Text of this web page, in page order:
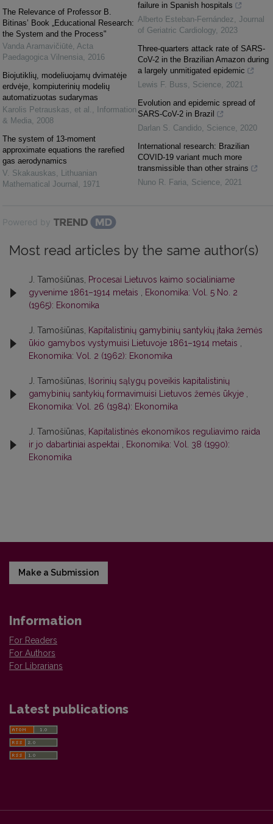
The Relevance of Professor B.
Bitinas’ Book „Educational Research:
the System and the Process"
Vanda Aramavičiūtė, Acta
Paedagogica Vilnensia, 2016
Biojutiklių, modeliuojamų dvimatėje
erdvėje, kompiuterinių modelių
automatizuotas sudarymas
Karolis Petrauskas, et al. ,
Information
& Media, 2008
The system of 13-moment
approximate equations the rarefied
gas aerodynamics
V. Skakauskas, Lithuanian
Mathematical Journal , 1971
failure in Spanish hospitals
Alberto Esteban-Fernández, Journal
of Geriatric Cardiology, 2023
Three-quarters attack rate of SARS-
CoV-2 in the Brazilian Amazon during
a largely unmitigated epidemic
Lewis F. Buss, Science, 2021
Evolution and epidemic spread of
SARS-CoV-2 in Brazil
Darlan S. Candido, Science, 2020
International research: Brazilian
COVID-19 variant much more
transmissible than other strains
Nuno R. Faria, Science, 2021
Powered by
Most read articles by the same author(s)
J. Tamošiūnas,
Procesai Lietuvos kaimo socialiniame
gyvenime 1861–1914 metais
Ekonomika: Vol. 5 No. 2
(1965): Ekonomika
J. Tamošiūnas,
Kapitalistinių gamybinių santykių įtaka žemės
ūkio gamybos vystymuisi Lietuvoje 1861–1914 metais
Ekonomika: Vol. 2 (1962): Ekonomika
J. Tamošiūnas,
Išorinių sąlygų poveikis kapitalistinių
gamybinių santykių formavimuisi Lietuvos žemės ūkyje
Ekonomika: Vol. 26 (1984): Ekonomika
J. Tamošiūnas,
Kapitalistinės ekonomikos reguliavimo raida
ir jo dabartiniai aspektai
Ekonomika: Vol. 38 (1990):
Ekonomika
Make a Submission
Information
For Readers
For Authors
For Librarians
Latest publications